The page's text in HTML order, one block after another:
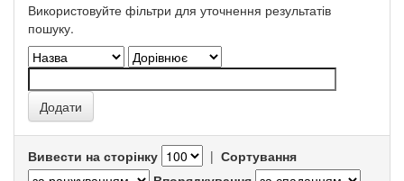
Використовуйте фільтри для уточнення результатів
пошуку.
Вивести на сторінку | Сортування